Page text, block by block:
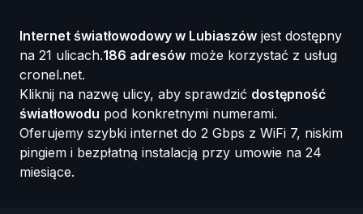
Internet światłowodowy w Lubiaszów jest dostępny
na 21 ulicach.186 adresów może korzystać z usług
cronel.net.
Kliknij na nazwę ulicy, aby sprawdzić dostępność
światłowodu pod konkretnymi numerami.
Oferujemy szybki internet do 2 Gbps z WiFi 7, niskim
pingiem i bezpłatną instalacją przy umowie na 24
miesiące.